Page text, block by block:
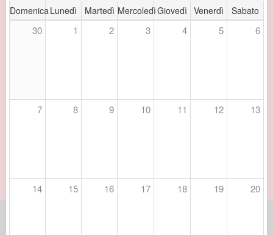
DomenicaLunedì Martedì MercoledìGiovedì Venerdì Sabato
30 1 2 3 4 5 6
7 8 9 10 11 12 13
14 15 16 17 18 19 20